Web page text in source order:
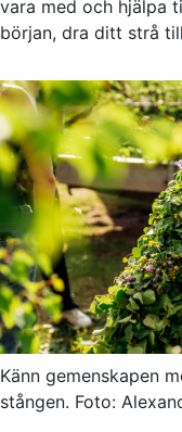
vara med och hjälpa
början, dra ditt strå
Känn gemenskapen
stången. Foto: